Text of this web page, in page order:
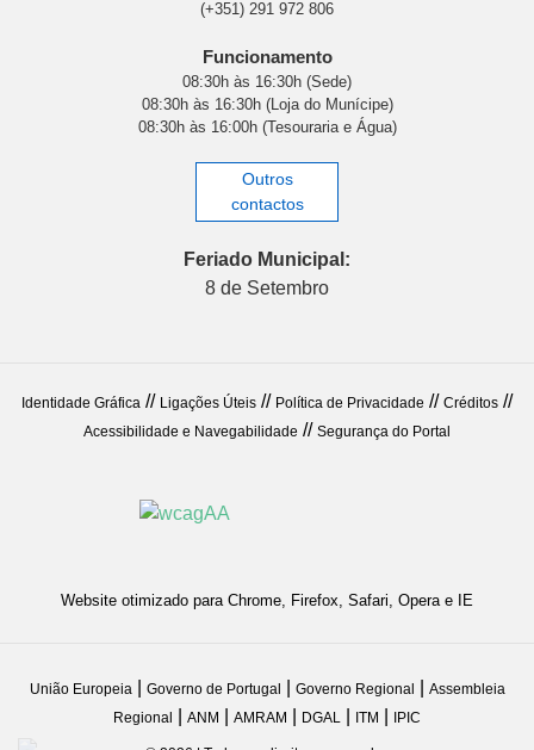
(+351) 291 972 806
Funcionamento
08:30h às 16:30h (Sede)
08:30h às 16:30h (Loja do Munícipe)
08:30h às 16:00h (Tesouraria e Água)
Outros
contactos
Feriado Municipal:
8 de Setembro
Identidade Gráfica // Ligações Úteis // Política de Privacidade // Créditos //
Acessibilidade e Navegabilidade // Segurança do Portal
Website otimizado para Chrome, Firefox, Safari, Opera e IE
União Europeia Governo de Portugal Governo Regional
Assembleia
Regional
ANM AMRAM DGAL ITM IPIC